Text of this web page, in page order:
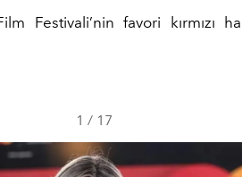
Festivali’nin favori kırmızı
1 / 17